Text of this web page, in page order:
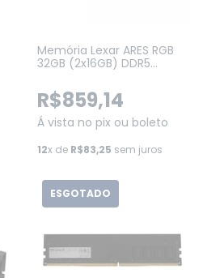
Memória Lexar ARES RGB
32GB (2x16GB) DDR5
3.0 (Gray) (LD5EU016G-
R6400GDLA)
R$859,14
Á vista no pix ou boleto
12x de R$83,25 sem juros
ESGOTADO